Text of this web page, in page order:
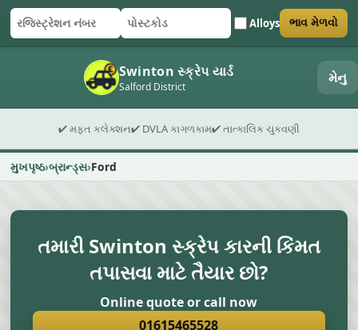
રજિસ્ટ્રેશન નંબર
પોસ્ટકોડ Alloys
ફોર્મ સબમિટ કરો ભાવ મેળવો
Swinton સ્ક્રેપ યાર્ડ
Salford District મેનુ
✔ મફત કલેક્શન✔ DVLA કાગળકામ✔ તાત્કાલિક ચુકવણી
મુખપૃષ્ઠ બ્રાન્ડ્સ Ford
તમારી Swinton સ્ક્રેપ કારની કિંમત
તપાસવા માટે તૈયાર છો?
Online quote or call now
01615465528